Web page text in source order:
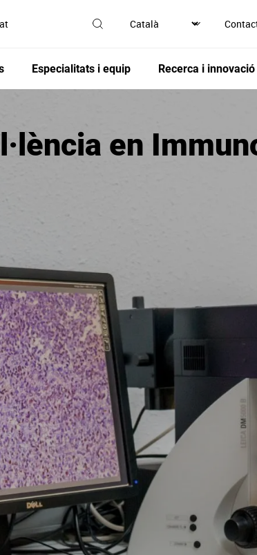
Especialitats i equip Recerca i innovació
en